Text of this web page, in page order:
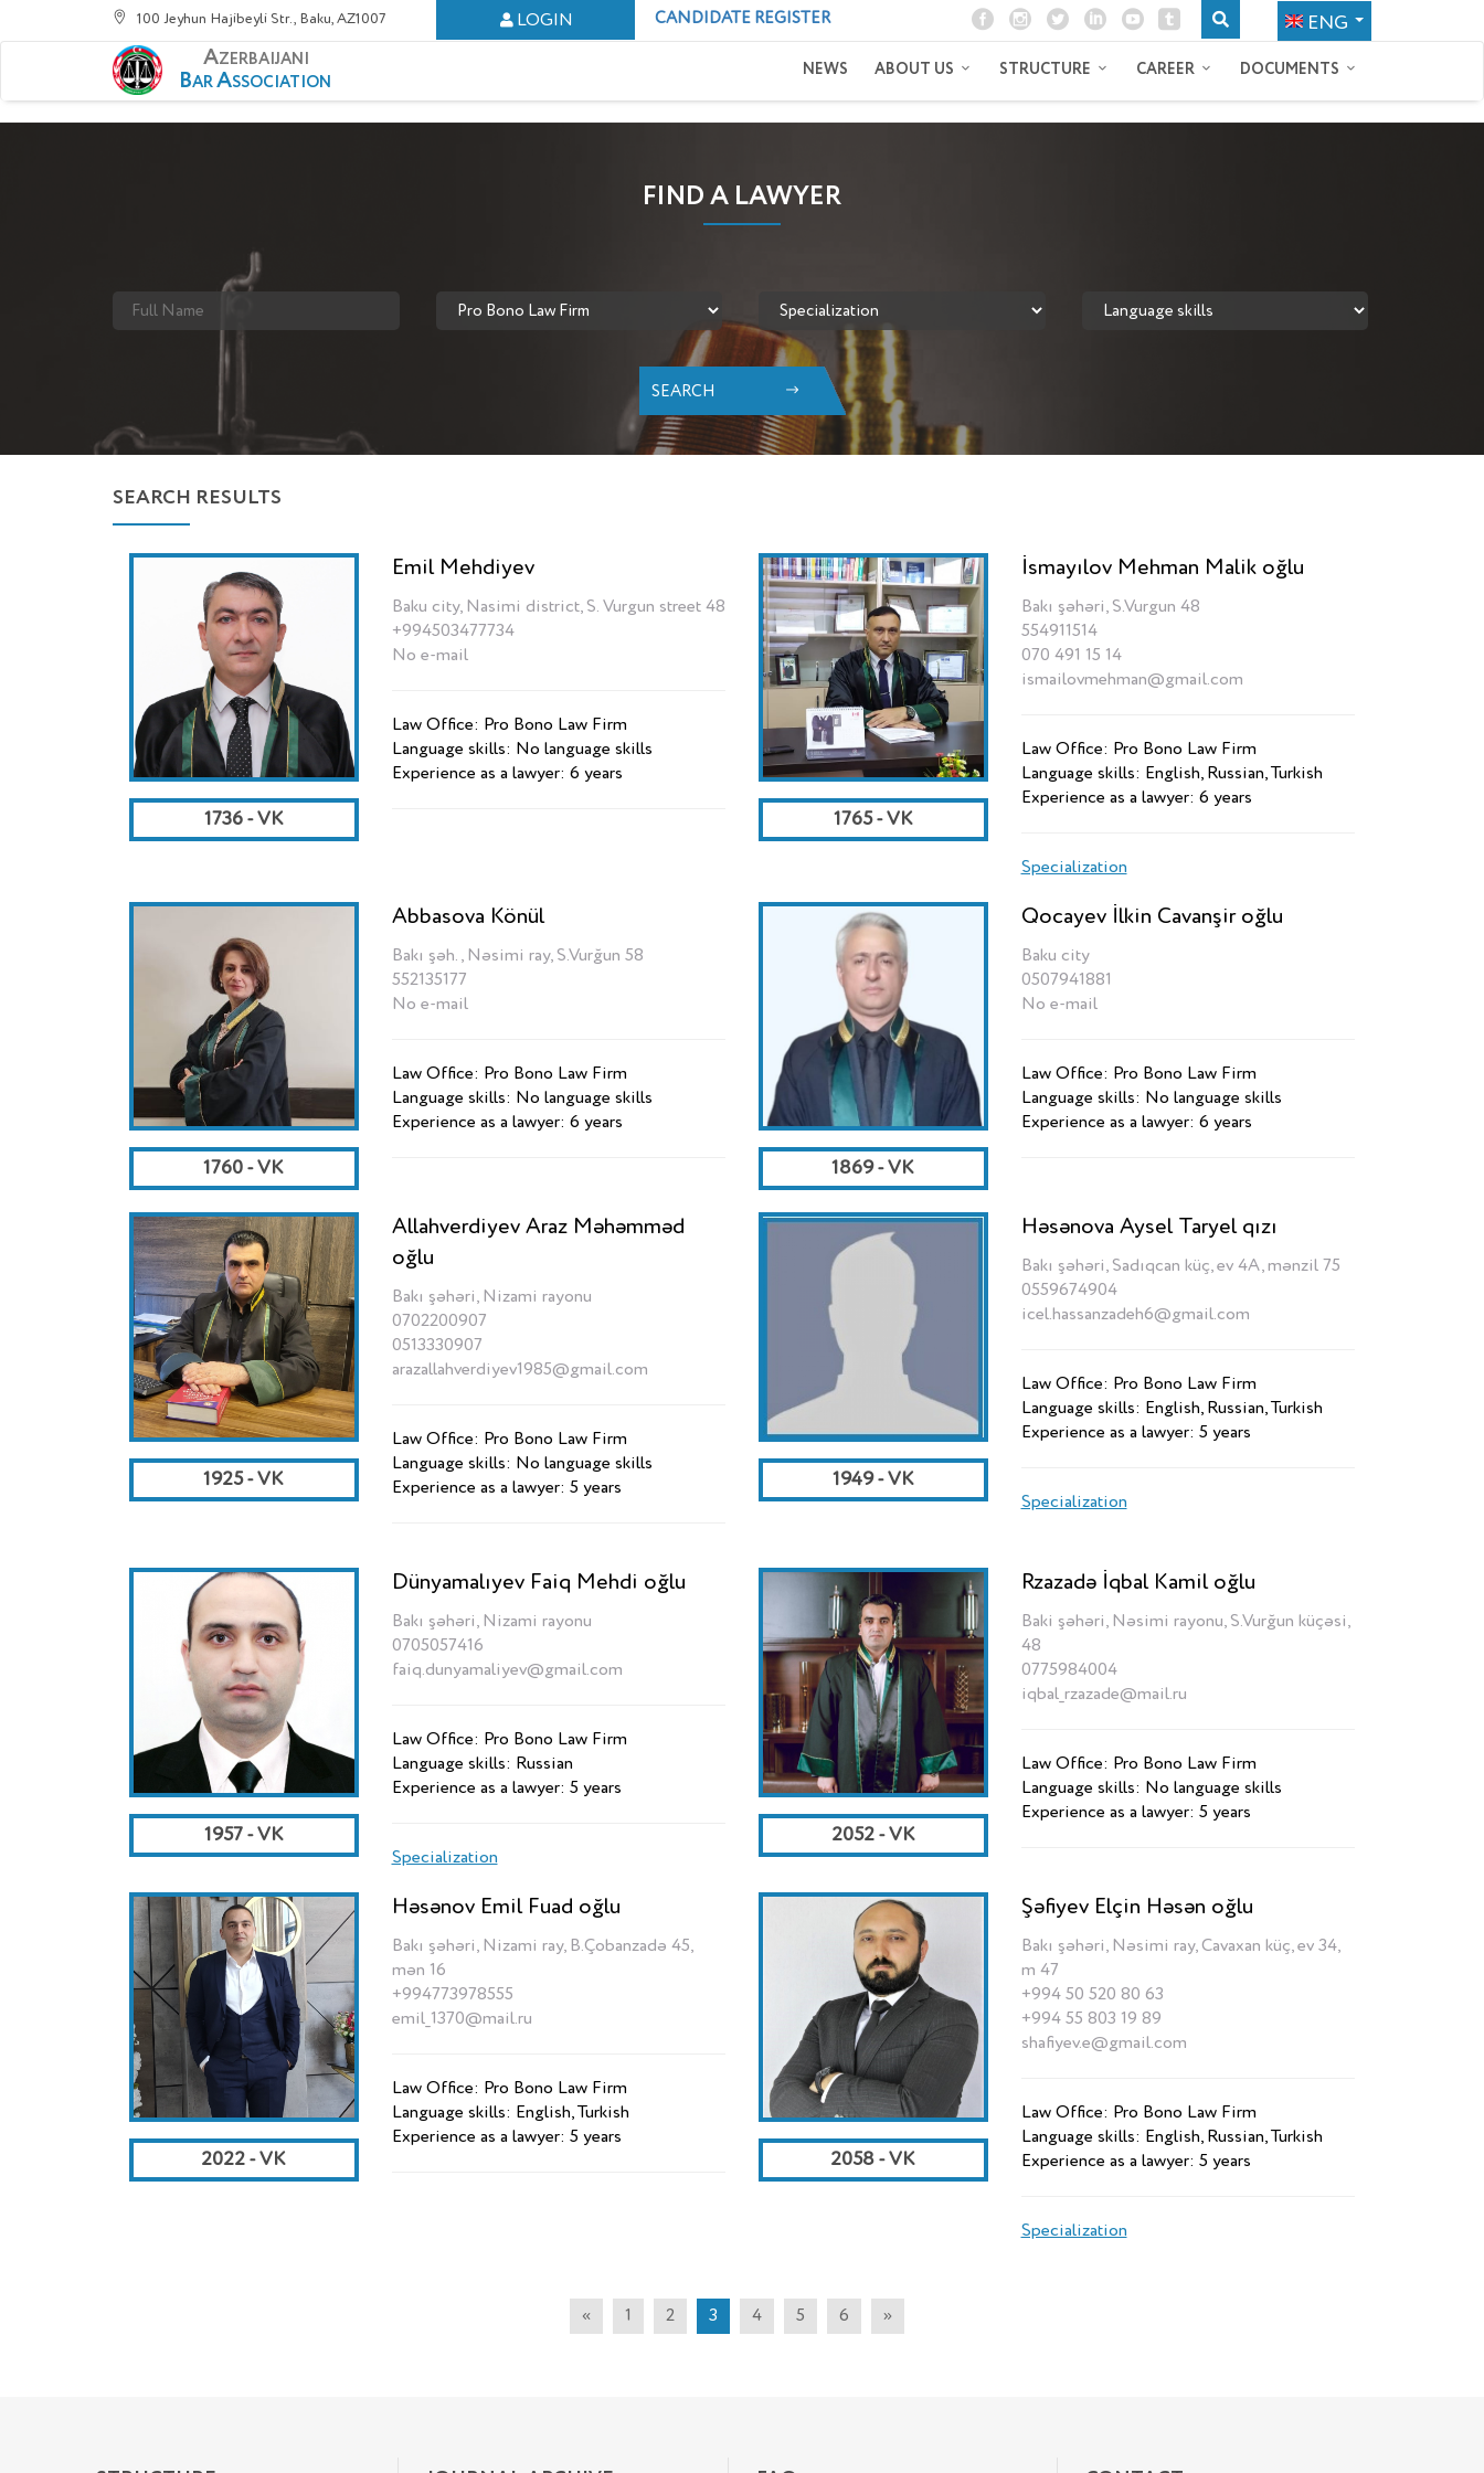
100 Jeyhun Hajibeyli Str., Baku, AZ1007 LOGIN CANDIDATE REGISTER ENG
AZERBAIJANI
BARASSOCIATION
NEWS ABOUT US STRUCTURE CAREER DOCUMENTS
FIND A LAWYER
SEARCH
SEARCH RESULTS
1736 - VK
Emil Mehdiyev
Baku city, Nasimi district, S. Vurgun street 48
+994503477734
No e-mail
Law Office: Pro Bono Law Firm
Language skills: No language skills
Experience as a lawyer: 6 years
1765 - VK
İsmayılov Mehman Malik oğlu
Bakı şəhəri, S.Vurgun 48
554911514
070 491 15 14
ismailovmehman@gmail.com
Law Office: Pro Bono Law Firm
Language skills: English, Russian, Turkish
Experience as a lawyer: 6 years
Specialization
1760 - VK
Abbasova Könül
Bakı şəh., Nəsimi ray, S.Vurğun 58
552135177
No e-mail
Law Office: Pro Bono Law Firm
Language skills: No language skills
Experience as a lawyer: 6 years
1869 - VK
Qocayev İlkin Cavanşir oğlu
Baku city
0507941881
No e-mail
Law Office: Pro Bono Law Firm
Language skills: No language skills
Experience as a lawyer: 6 years
1925 - VK
Allahverdiyev Araz Məhəmməd
oğlu
Bakı şəhəri, Nizami rayonu
0702200907
0513330907
arazallahverdiyev1985@gmail.com
Law Office: Pro Bono Law Firm
Language skills: No language skills
Experience as a lawyer: 5 years
1949 - VK
Həsənova Aysel Taryel qızı
Bakı şəhəri, Sadıqcan küç, ev 4A, mənzil 75
0559674904
icel.hassanzadeh6@gmail.com
Law Office: Pro Bono Law Firm
Language skills: English, Russian, Turkish
Experience as a lawyer: 5 years
Specialization
1957 - VK
Dünyamalıyev Faiq Mehdi oğlu
Bakı şəhəri, Nizami rayonu
0705057416
faiq.dunyamaliyev@gmail.com
Law Office: Pro Bono Law Firm
Language skills: Russian
Experience as a lawyer: 5 years
Specialization
2052 - VK
Rzazadə İqbal Kamil oğlu
Baki şəhəri, Nəsimi rayonu, S.Vurğun küçəsi,
48
0775984004
iqbal_rzazade@mail.ru
Law Office: Pro Bono Law Firm
Language skills: No language skills
Experience as a lawyer: 5 years
2022 - VK
Həsənov Emil Fuad oğlu
Bakı şəhəri, Nizami ray, B.Çobanzadə 45,
mən 16
+994773978555
emil_1370@mail.ru
Law Office: Pro Bono Law Firm
Language skills: English, Turkish
Experience as a lawyer: 5 years
2058 - VK
Şəfiyev Elçin Həsən oğlu
Bakı şəhəri, Nəsimi ray, Cavaxan küç, ev 34,
m 47
+994 50 520 80 63
+994 55 803 19 89
shafiyev.e@gmail.com
Law Office: Pro Bono Law Firm
Language skills: English, Russian, Turkish
Experience as a lawyer: 5 years
Specialization
« 1 2 3 4 5 6 »